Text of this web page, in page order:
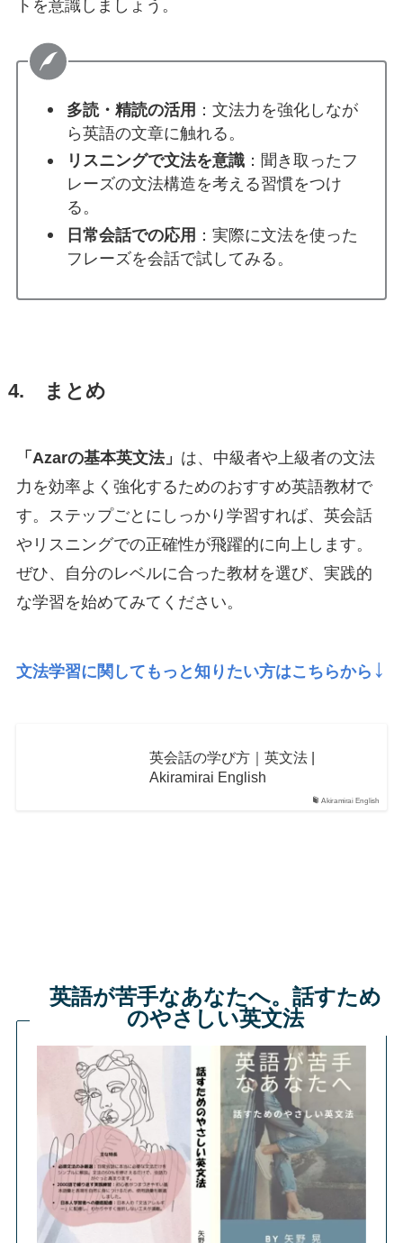
トを意識しましょう。
多読・精読の活用 ：文法力を強化しなが
ら英語の文章に触れる。
リスニングで文法を意識：聞き取ったフ
レーズの文法構造を考える習慣をつけ
る。
日常会話での応用 ：実際に文法を使った
フレーズを会話で試してみる。
4. まとめ
「Azarの基本英文法」 は、中級者や上級者の文法
力を効率よく強化するためのおすすめ英語教材で
す。ステップごとにしっかり学習すれば、英会話
やリスニングでの正確性が飛躍的に向上します。
ぜひ、自分のレベルに合った教材を選び、実践的
な学習を始めてみてください。
文法学習に関してもっと知りたい方はこちらから ↓
Akiramirai English
英会話の学び方｜英文法 |
Akiramirai English
英語が苦手なあなたへ。話すため
のやさしい英文法